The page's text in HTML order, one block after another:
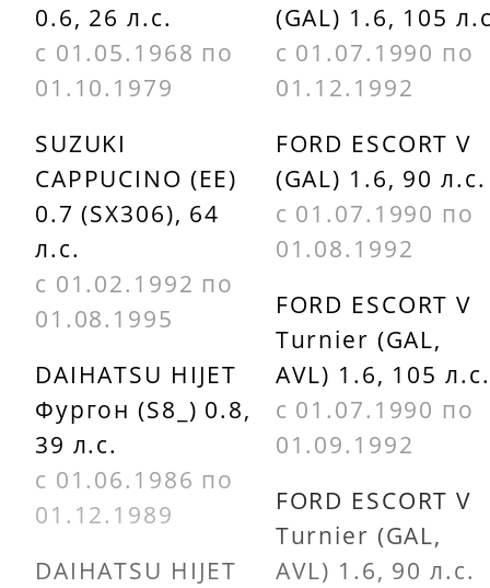
0.6, 26 л.с.
с 01.05.1968 по
01.10.1979
SUZUKI
CAPPUCINO (EE)
0.7 (SX306), 64
л.с.
с 01.02.1992 по
01.08.1995
DAIHATSU HIJET
Фургон (S8_) 0.8,
39 л.с.
с 01.06.1986 по
01.12.1989
DAIHATSU HIJET
(GAL) 1.6, 105
с 01.07.1990 по
01.12.1992
FORD ESCORT V
(GAL) 1.6, 90 л.с.
с 01.07.1990 по
01.08.1992
FORD ESCORT V
Turnier (GAL,
AVL) 1.6, 105 л.с.
с 01.07.1990 по
01.09.1992
FORD ESCORT V
Turnier (GAL,
AVL) 1.6, 90 л.с.